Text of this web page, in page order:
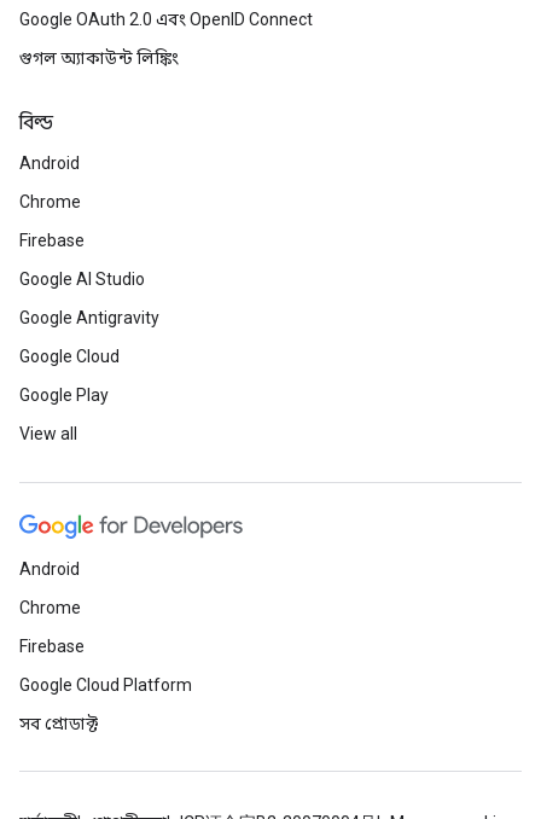
Google OAuth 2.0 এবং OpenID Connect
গুগল অ্যাকাউন্ট লিঙ্কিং
বিল্ড
Android
Chrome
Firebase
Google AI Studio
Google Antigravity
Google Cloud
Google Play
View all
Android
Chrome
Firebase
Google Cloud Platform
সব প্রোডাক্ট